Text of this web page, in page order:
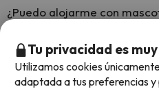
alojamiento. Pueden ser de
comunes.
¿Puedo alojarme con
En H10 Delfin - Adults Only no se
¿Qué puedo hacer en H10
Tu privacidad es
Utilizamos cookies
adaptada a tus preferencias